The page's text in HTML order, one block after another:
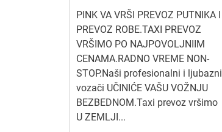
PINK VA VRŠI PREVOZ PUTNIKA I
PREVOZ ROBE.TAXI PREVOZ
VRŠIMO PO NAJPOVOLJNIIM
CENAMA.RADNO VREME NON-
STOP.Naši profesionalni i ljubazni
vozači UČINIĆE VAŠU VOŽNJU
BEZBEDNOM.Taxi prevoz vršimo
U ZEMLJI...